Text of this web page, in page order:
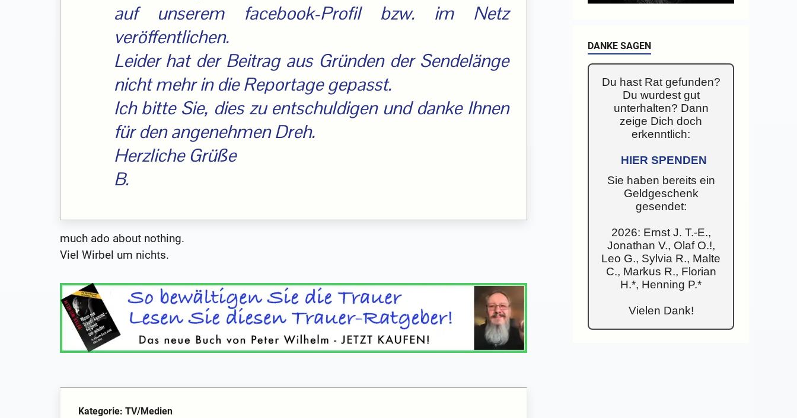
auf unserem facebook-Profil bzw. im Netz
veröffentlichen.
Leider hat der Beitrag aus Gründen der Sendelänge
nicht mehr in die Reportage gepasst.
Ich bitte Sie, dies zu entschuldigen und danke Ihnen
für den angenehmen Dreh.
Herzliche Grüße
B.
much ado about nothing.
Viel Wirbel um nichts.
Kategorie: TV/Medien
DANKE SAGEN
Du hast Rat gefunden?
Du wurdest gut
unterhalten? Dann
zeige Dich doch
erkenntlich:
HIER SPENDEN
Sie haben bereits ein
Geldgeschenk
gesendet:
2026: Ernst J. T.-E.,
Jonathan V., Olaf O.!,
Leo G., Sylvia R., Malte
C., Markus R., Florian
H.*, Henning P.*
Vielen Dank!